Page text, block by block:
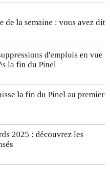
de la semaine : vous avez dit
d'emplois en vue
la fin du Pinel
la fin du Pinel au premier
2025 : découvrez les